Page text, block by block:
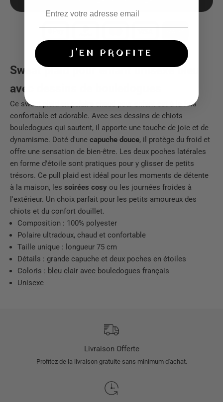
Sweat plaid pour enfant unisexe bleu
avec dessins de bouledogues
Ce sweat plaid enpolaire chaudpour enfant est à la fois
confortable et adorable. Avec ses dessins de chiots
bouledogues qui sautent, il apporte une touche de joie et de
dynamisme. Doté d'une capuche douce, il protège du froid et
offre une sensation de bien-être. Les deux poches latérales
en forme d'étoile sont pratiques pour y glisser de petits
trésors. Ce pull plaid est idéal pour les moments de détente
à la maison, les soirées cosy ou les journées froides à
l'extérieur. Un choix parfait pour les petits amoureux des
chiots et du confort douillet.
Composition : 100% polyester
Polaire ultradoux, chaud et confortable
Taille unique : longueur 75 cm
Détails : grande capuche et deux poches en étoiles
Coloris : bleu clair avec bouledogues français
Unisexe
Livraison Offerte
Profitez de la livraison gratuite sans minimum d'achat.
J'EN PROFITE